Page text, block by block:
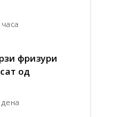
фризури
од
дена